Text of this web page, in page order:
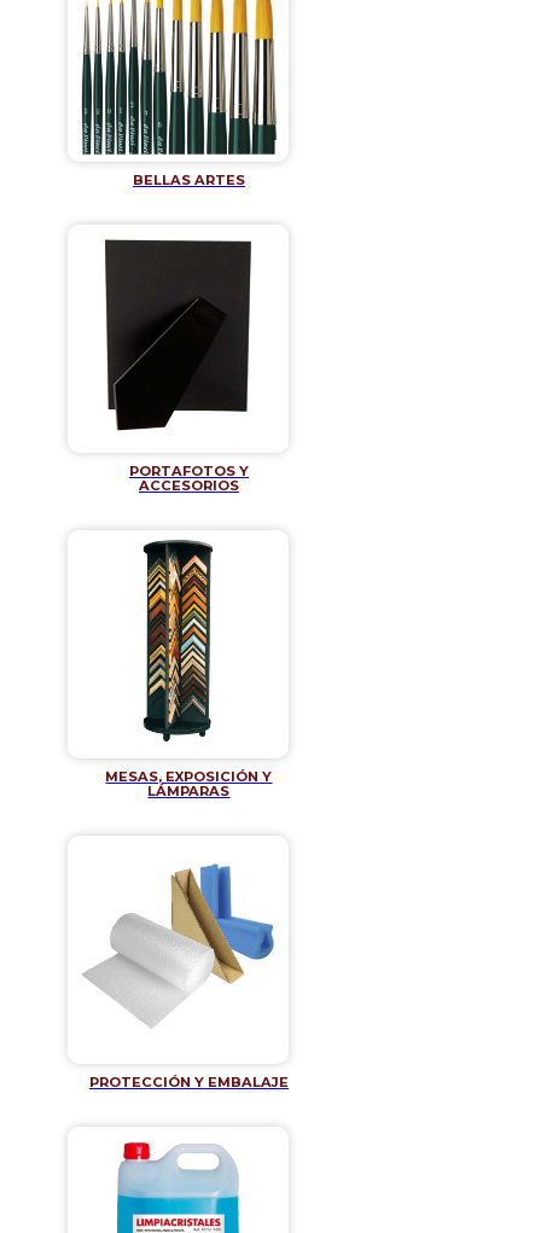
BELLAS ARTES
PORTAFOTOS Y
ACCESORIOS
MESAS, EXPOSICIÓN Y
LÁMPARAS
PROTECCIÓN Y EMBALAJE